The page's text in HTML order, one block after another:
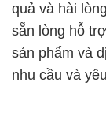
quả và hài
sẵn lòng hỗ
sản phẩm và
nhu cầu và